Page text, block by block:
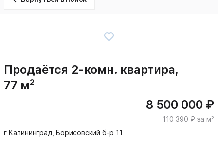
Продаётся 2-комн. квартира,
77 м²
8 500 000 ₽
110 390 ₽ за м²
г Калининград, Борисовский б-р 11